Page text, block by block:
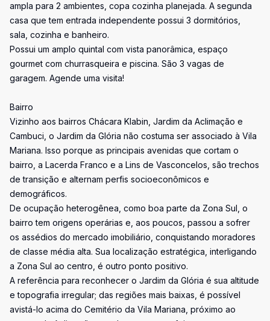
ampla para 2 ambientes, copa cozinha planejada. A segunda
casa que tem entrada independente possui 3 dormitórios,
sala, cozinha e banheiro.
Possui um amplo quintal com vista panorâmica, espaço
gourmet com churrasqueira e piscina. São 3 vagas de
garagem. Agende uma visita!
Bairro
Vizinho aos bairros Chácara Klabin, Jardim da Aclimação e
Cambuci, o Jardim da Glória não costuma ser associado à Vila
Mariana. Isso porque as principais avenidas que cortam o
bairro, a Lacerda Franco e a Lins de Vasconcelos, são trechos
de transição e alternam perfis socioeconômicos e
demográficos.
De ocupação heterogênea, como boa parte da Zona Sul, o
bairro tem origens operárias e, aos poucos, passou a sofrer
os assédios do mercado imobiliário, conquistando moradores
de classe média alta. Sua localização estratégica, interligando
a Zona Sul ao centro, é outro ponto positivo.
A referência para reconhecer o Jardim da Glória é sua altitude
e topografia irregular; das regiões mais baixas, é possível
avistá-lo acima do Cemitério da Vila Mariana, próximo ao